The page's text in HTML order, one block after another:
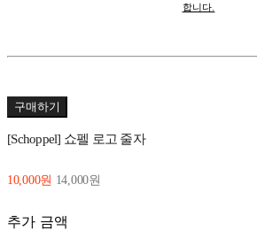
합니다.
구매하기
[Schoppel] 쇼펠 로고 줄자
10,000원 14,000원
추가 금액